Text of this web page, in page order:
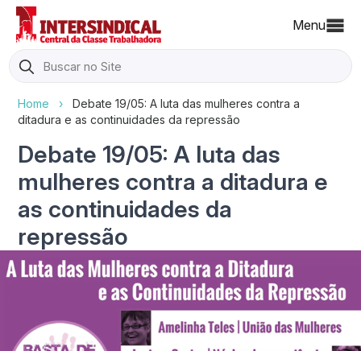
Menu
Search
for:
Home ›
Debate 19/05: A luta das mulheres contra a
ditadura e as continuidades da repressão
Debate 19/05: A luta das
mulheres contra a ditadura e
as continuidades da
repressão